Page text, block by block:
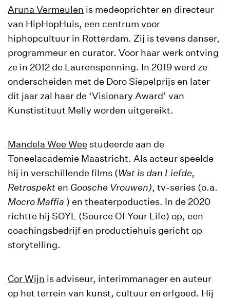
Aruna Vermeulen is medeoprichter en directeur
van HipHopHuis, een centrum voor
hiphopcultuur in Rotterdam. Zij is tevens danser,
programmeur en curator. Voor haar werk ontving
ze in 2012 de Laurenspenning. In 2019 werd ze
onderscheiden met de Doro Siepelprijs en later
dit jaar zal haar de ‘Visionary Award’ van
Kunstistituut Melly worden uitgereikt.
Mandela Wee Wee studeerde aan de
Toneelacademie Maastricht. Als acteur speelde
hij in verschillende films (Wat is dan Liefde,
Retrospekt en Goosche Vrouwen), tv-series (o.a.
Mocro Maffia ) en theaterpoducties. In de 2020
richtte hij SOYL (Source Of Your Life) op, een
coachingsbedrijf en productiehuis gericht op
storytelling.
Cor Wijn is adviseur, interimmanager en auteur
op het terrein van kunst, cultuur en erfgoed. Hij